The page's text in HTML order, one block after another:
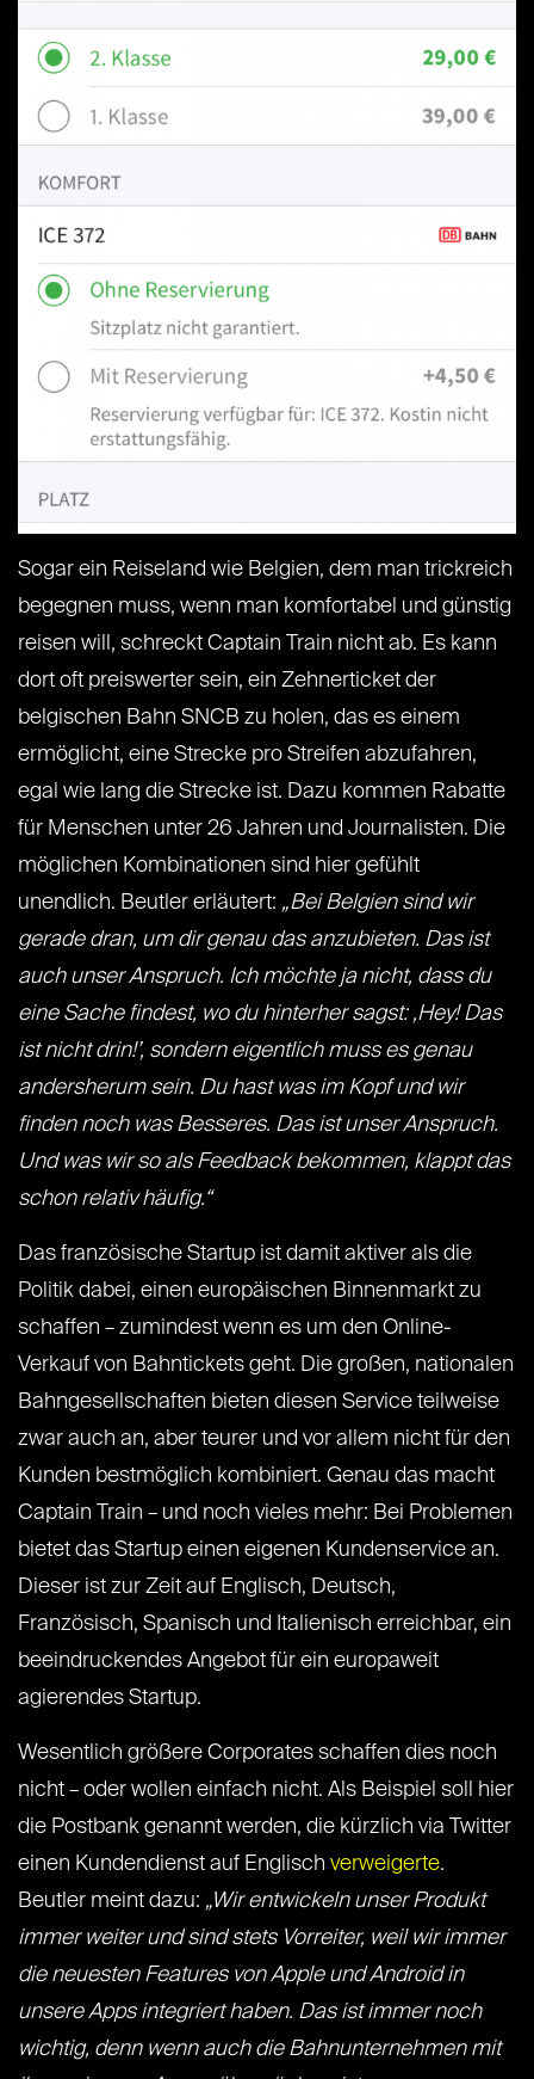
Sogar ein Reiseland wie Belgien, dem man trickreich
begegnen muss, wenn man komfortabel und günstig
reisen will, schreckt Captain Train nicht ab. Es kann
dort oft preiswerter sein, ein Zehnerticket der
belgischen Bahn SNCB zu holen, das es einem
ermöglicht, eine Strecke pro Streifen abzufahren,
egal wie lang die Strecke ist. Dazu kommen Rabatte
für Menschen unter 26 Jahren und Journalisten. Die
möglichen Kombinationen sind hier gefühlt
unendlich. Beutler erläutert: „Bei Belgien sind wir
gerade dran, um dir genau das anzubieten. Das ist
auch unser Anspruch. Ich möchte ja nicht, dass du
eine Sache findest, wo du hinterher sagst: ‚Hey! Das
ist nicht drin!’, sondern eigentlich muss es genau
andersherum sein. Du hast was im Kopf und wir
finden noch was Besseres. Das ist unser Anspruch.
Und was wir so als Feedback bekommen, klappt das
schon relativ häufig.“
Das französische Startup ist damit aktiver als die
Politik dabei, einen europäischen Binnenmarkt zu
schaffen – zumindest wenn es um den Online-
Verkauf von Bahntickets geht. Die großen, nationalen
Bahngesellschaften bieten diesen Service teilweise
zwar auch an, aber teurer und vor allem nicht für den
Kunden bestmöglich kombiniert. Genau das macht
Captain Train – und noch vieles mehr: Bei Problemen
bietet das Startup einen eigenen Kundenservice an.
Dieser ist zur Zeit auf Englisch, Deutsch,
Französisch, Spanisch und Italienisch erreichbar, ein
beeindruckendes Angebot für ein europaweit
agierendes Startup.
Wesentlich größere Corporates schaffen dies noch
nicht – oder wollen einfach nicht. Als Beispiel soll hier
die Postbank genannt werden, die kürzlich via Twitter
einen Kundendienst auf Englisch verweigerte.
Beutler meint dazu: „Wir entwickeln unser Produkt
immer weiter und sind stets Vorreiter, weil wir immer
die neuesten Features von Apple und Android in
unsere Apps integriert haben. Das ist immer noch
wichtig, denn wenn auch die Bahnunternehmen mit